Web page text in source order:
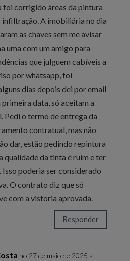
foi corrigido áreas da pintura
A imobiliária no dia
as chaves sem me avisar
uma com um amigo para
que julguem cabíveis a
por whatsapp, foi
dias depois dei por email
data, só aceitam a
Pedi o termo de entrega da
contratual, mas não
dar, estão pedindo repintura
qualidade da tinta é ruim e ter
Isso poderia ser considerado
O contrato diz que só
com a vistoria aprovada.
Responder
no 27 de maio de 2025 a